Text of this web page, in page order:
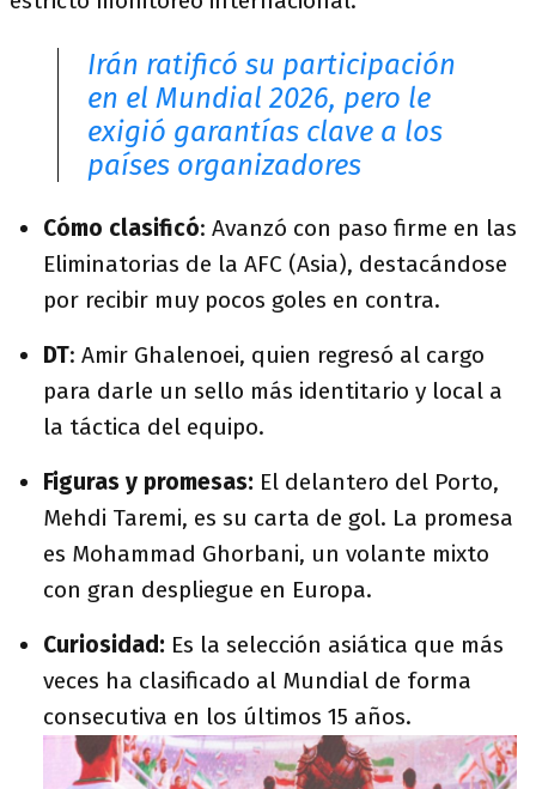
Irán ratificó su participación
en el Mundial 2026, pero le
exigió garantías clave a los
países organizadores
Cómo clasificó: Avanzó con paso firme en las
Eliminatorias de la AFC (Asia), destacándose
por recibir muy pocos goles en contra.
DT: Amir Ghalenoei, quien regresó al cargo
para darle un sello más identitario y local a
la táctica del equipo.
Figuras y promesas: El delantero del Porto,
Mehdi Taremi, es su carta de gol. La promesa
es Mohammad Ghorbani, un volante mixto
con gran despliegue en Europa.
Curiosidad: Es la selección asiática que más
veces ha clasificado al Mundial de forma
consecutiva en los últimos 15 años.